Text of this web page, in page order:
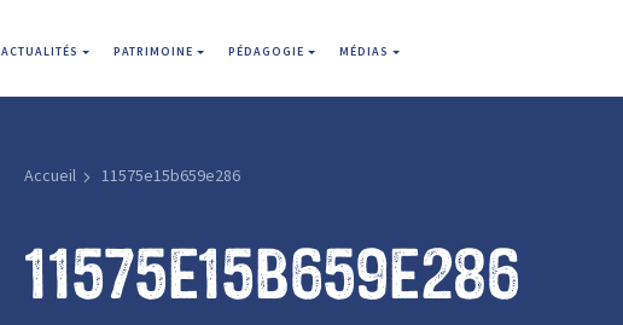
ACTUALITÉS PATRIMOINE PÉDAGOGIE MÉDIAS
Accueil 11575e15b659e286
11575e15b659e286